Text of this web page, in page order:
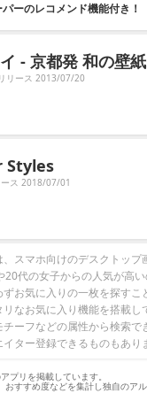
ーのレコメンド機能付き！
- 京都発 和の壁
リリース 2013/07/20
Styles
ース 2018/07/01
、スマホ向けのデスクトッ
代の女子からの人気が高
お気に入りの一枚を探す
なお気に入り機能を搭載
ーフなどの属性から検索
ター登録できるものもあり
プリを掲載しています。
すすめ度などを集計し独自のアル